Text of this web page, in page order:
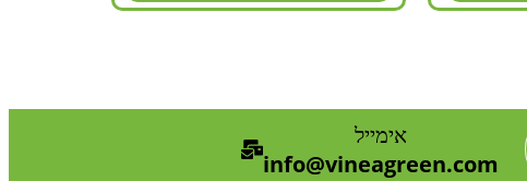
אימייל
info@vineagreen.com